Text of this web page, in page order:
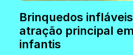
Brinquedos
atração principal
infantis